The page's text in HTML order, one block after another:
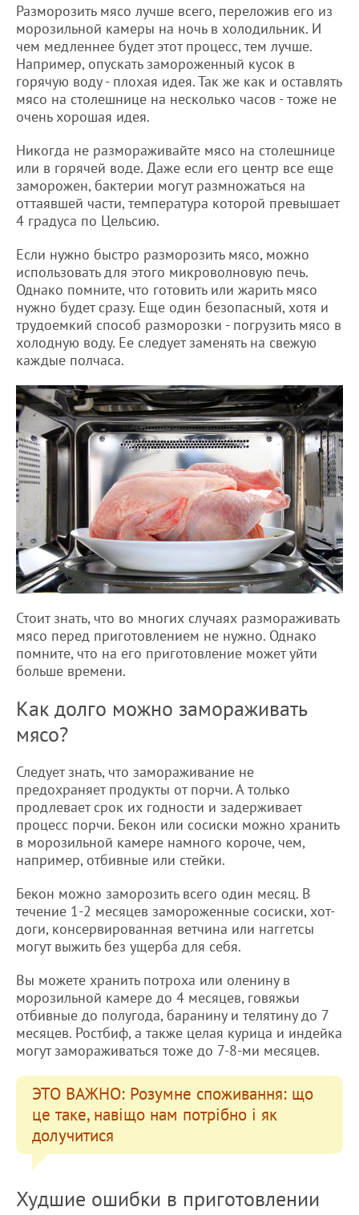
Разморозить мясо лучше всего, переложив его из
морозильной камеры на ночь в холодильник. И
чем медленнее будет этот процесс, тем лучше.
Например, опускать замороженный кусок в
горячую воду - плохая идея. Так же как и оставлять
мясо на столешнице на несколько часов - тоже не
очень хорошая идея.
Никогда не размораживайте мясо на столешнице
или в горячей воде. Даже если его центр все еще
заморожен, бактерии могут размножаться на
оттаявшей части, температура которой превышает
4 градуса по Цельсию.
Если нужно быстро разморозить мясо, можно
использовать для этого микроволновую печь.
Однако помните, что готовить или жарить мясо
нужно будет сразу. Еще один безопасный, хотя и
трудоемкий способ разморозки - погрузить мясо в
холодную воду. Ее следует заменять на свежую
каждые полчаса.
Стоит знать, что во многих случаях размораживать
мясо перед приготовлением не нужно. Однако
помните, что на его приготовление может уйти
больше времени.
Как долго можно замораживать
мясо?
Следует знать, что замораживание не
предохраняет продукты от порчи. А только
продлевает срок их годности и задерживает
процесс порчи. Бекон или сосиски можно хранить
в морозильной камере намного короче, чем,
например, отбивные или стейки.
Бекон можно заморозить всего один месяц. В
течение 1-2 месяцев замороженные сосиски, хот-
доги, консервированная ветчина или наггетсы
могут выжить без ущерба для себя.
Вы можете хранить потроха или оленину в
морозильной камере до 4 месяцев, говяжьи
отбивные до полугода, баранину и телятину до 7
месяцев. Ростбиф, а также целая курица и индейка
могут замораживаться тоже до 7-8-ми месяцев.
ЭТО ВАЖНО: Розумне споживання: що
це таке, навіщо нам потрібно і як
долучитися
Худшие ошибки в приготовлении